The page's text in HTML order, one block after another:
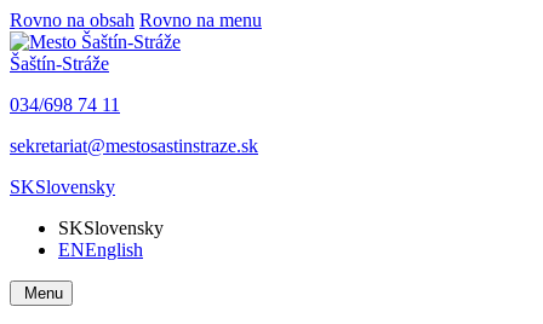
Rovno na obsah Rovno na menu
Šaštín-Stráže
034/698 74 11
sekretariat@mestosastinstraze.sk
SKSlovensky
SKSlovensky
ENEnglish
Menu